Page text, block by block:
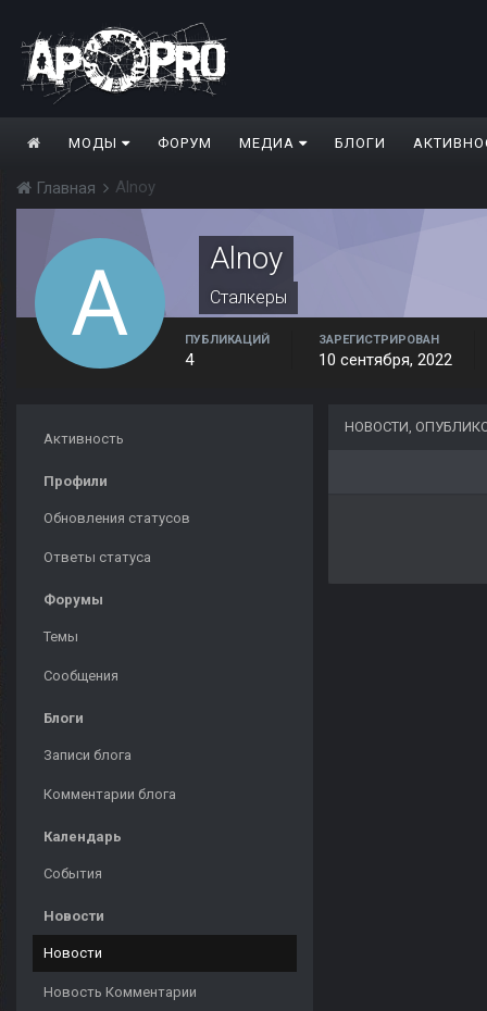
МОДЫ ФОРУМ МЕДИА БЛОГИ
Главная Alnoy
Alnoy
Сталкеры
ПУБЛИКАЦИЙ
4
ЗАРЕГИСТРИРОВАН
10 сентября, 2022
Активность
Профили
Обновления статусов
Ответы статуса
Форумы
Темы
Сообщения
Блоги
Записи блога
Комментарии блога
Календарь
События
Новости
Новости
Новость Комментарии
НОВОСТИ,